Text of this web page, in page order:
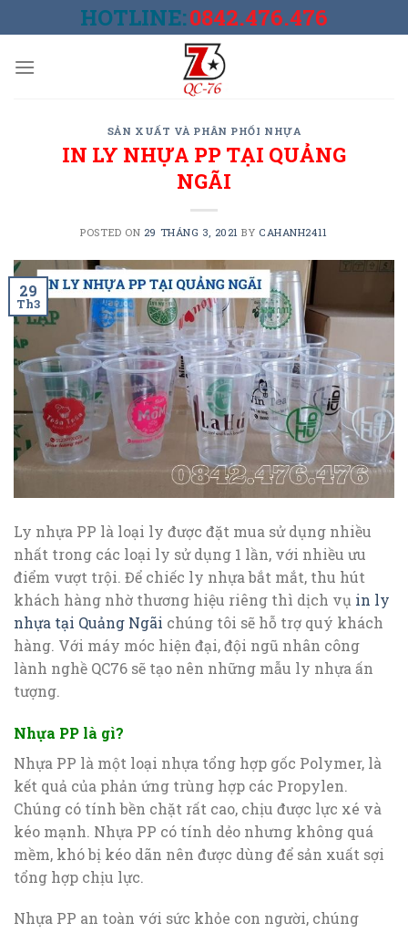
to
HOTLINE:0842.476.476
SẢN XUẤT VÀ PHÂN PHỐI NHỰA
IN LY NHỰA PP TẠI QUẢNG
NGÃI
POSTED ON 29 THÁNG 3, 2021 BY CAHANH2411
29
Th3
Ly nhựa PP là loại ly được đặt mua sử dụng nhiều
nhất trong các loại ly sử dụng 1 lần, với nhiều ưu
điểm vượt trội. Để chiếc ly nhựa bắt mắt, thu hút
khách hàng nhờ thương hiệu riêng thì dịch vụ in ly
nhựa tại Quảng Ngãi chúng tôi sẽ hỗ trợ quý khách
hàng. Với máy móc hiện đại, đội ngũ nhân công
lành nghề QC76 sẽ tạo nên những mẫu ly nhựa ấn
tượng.
Nhựa PP là gì?
Nhựa PP là một loại nhựa tổng hợp gốc Polymer, là
kết quả của phản ứng trùng hợp các Propylen.
Chúng có tính bền chặt rất cao, chịu được lực xé và
kéo mạnh. Nhựa PP có tính dẻo nhưng không quá
mềm, khó bị kéo dãn nên được dùng để sản xuất sợi
tổng hợp chịu lực.
Nhựa PP an toàn với sức khỏe con người, chúng